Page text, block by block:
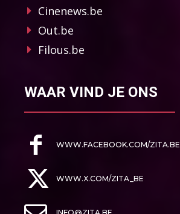
Cinenews.be
Out.be
Filous.be
WAAR VIND JE ONS
WWW.FACEBOOK.COM/ZITA.BE
WWW.X.COM/ZITA_BE